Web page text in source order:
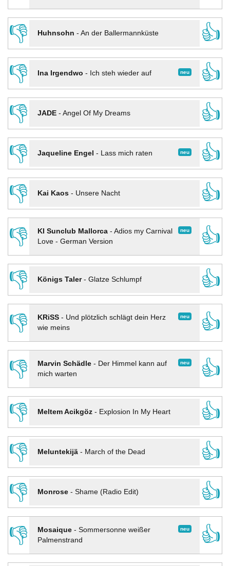
👎
Huhnsohn - An der Ballermannküste
👍
👎
neu
Ina Irgendwo - Ich steh wieder auf
👍
👎
JADE- Angel Of My Dreams
👍
👎
neu
Jaqueline Engel - Lass mich raten
👍
👎
Kai Kaos- Unsere Nacht
👍
👎
neu
KI Sunclub Mallorca- Adios my Carnival
Love - German Version
👍
👎
Königs Taler- Glatze Schlumpf
👍
👎
neu
KRiSS- Und plötzlich schlägt dein Herz
wie meins
👍
👎 neu
Marvin Schädle- Der Himmel kann auf
mich warten
👍
👎
Meltem Acikgöz- Explosion In My Heart
👍
👎
Meluntekijä- March of the Dead
👍
👎
Monrose- Shame (Radio Edit)
👍
👎
neu
Mosaique- Sommersonne weißer
Palmenstrand
👍